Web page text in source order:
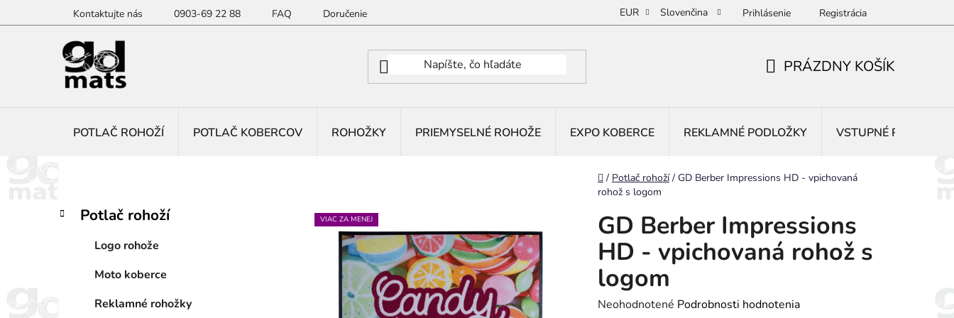
na
Kontaktujte nás 0903-69 22 88 FAQ Doručenie EUR Slovenčina Prihlásenie Registrácia
PRÁZDNY KOŠÍK
POTLAČ ROHOŽÍ POTLAČ KOBERCOV ROHOŽKY PRIEMYSELNÉ ROHOŽE EXPO KOBERCE REKLAMNÉ PODLOŽKY VSTUPNÉ ROHOŽE
Domov
/ Potlač rohoží / GD Berber Impressions HD - vpichovaná
rohož s logom
BPreskočiť
kategórie
K
a
Potlač rohoží
Logo rohože
Moto koberce
Reklamné rohožky
GD Berber Impressions
HD - vpichovaná rohož s
logom
Priemerné
Neohodnotené Podrobnosti hodnotenia
VIAC ZA MENEJ